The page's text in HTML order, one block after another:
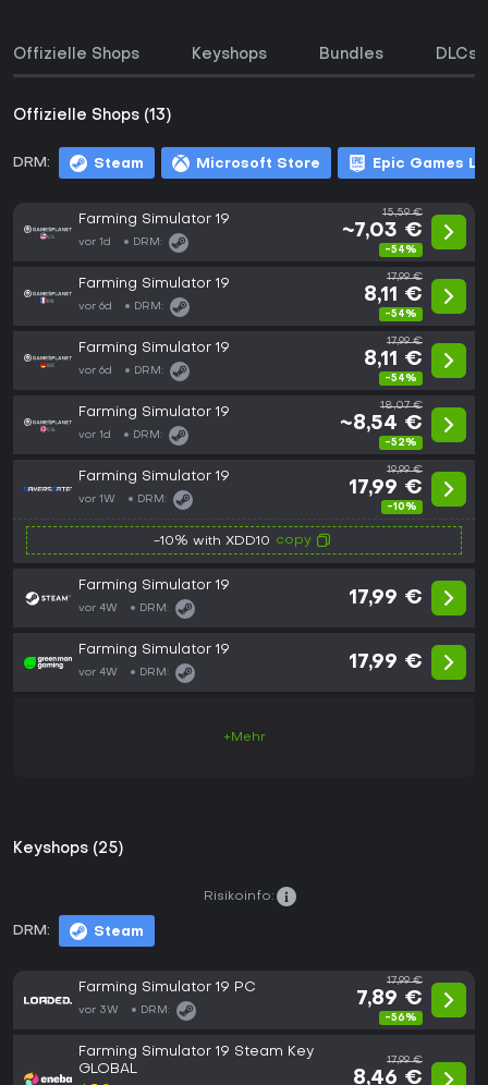
Offizielle Shops Keyshops Bundles DLCs
Offizielle Shops (13)
DRM: Steam Microsoft Store Epic Games
Farming Simulator 19
vor 1d DRM:
15,59 €
~7,03 €
-54%
Farming Simulator 19
vor 6d DRM:
17,99 €
8,11 €
-54%
Farming Simulator 19
vor 6d DRM:
17,99 €
8,11 €
-54%
Farming Simulator 19
vor 1d DRM:
18,07 €
~8,54 €
-52%
Farming Simulator 19
vor 1W DRM:
19,99 €
17,99 €
-10%
-10% with XDD10 copy
Farming Simulator 19
vor 4W DRM:
17,99 €
Farming Simulator 19
vor 4W DRM:
17,99 €
+Mehr
Keyshops (25)
DRM: Steam
Risikoinfo:
Farming Simulator 19 PC
vor 3W DRM:
17,99 €
7,89 €
-56%
Farming Simulator 19 Steam Key
GLOBAL
17,99 €
8,46 €